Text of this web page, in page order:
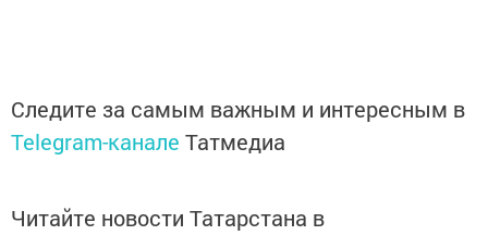
Следите за самым важным и интересным в
Telegram-канале Татмедиа
Читайте новости Татарстана в